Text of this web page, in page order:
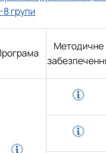
групи
Методичне